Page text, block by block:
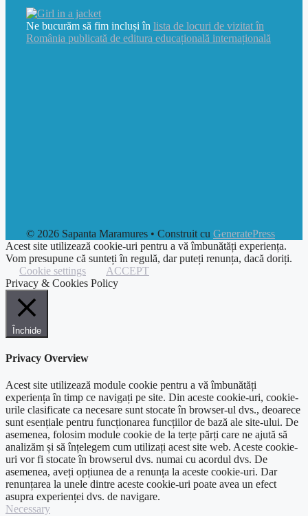
Ne bucurăm să fim incluși în lista de locuri de vizitat în
România publicată de editura educațională internațională
© 2026 Sapanta Maramures • Construit cu GeneratePress
Acest site utilizează cookie-uri pentru a vă îmbunătăți experiența.
Vom presupune că sunteți în regulă, dar puteți renunța, dacă doriți.
Cookie settings
ACCEPT
Privacy & Cookies Policy
Închide
Privacy Overview
Acest site utilizează module cookie pentru a vă îmbunătăți
experiența în timp ce navigați pe site. Din aceste cookie-uri, cookie-
urile clasificate ca necesare sunt stocate în browser-ul dvs., deoarece
sunt esențiale pentru funcționarea funcțiilor de bază ale site-ului. De
asemenea, folosim module cookie de la terțe părți care ne ajută să
analizăm și să înțelegem cum utilizați acest site web. Aceste cookie-
uri vor fi stocate în browserul dvs. numai cu acordul dvs. De
asemenea, aveți opțiunea de a renunța la aceste cookie-uri. Dar
renunțarea la unele dintre aceste cookie-uri poate avea un efect
asupra experienței dvs. de navigare.
Necessary